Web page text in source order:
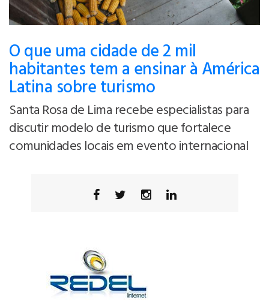
O que uma cidade de 2 mil
habitantes tem a ensinar à América
Latina sobre turismo
Santa Rosa de Lima recebe especialistas para
discutir modelo de turismo que fortalece
comunidades locais em evento internacional